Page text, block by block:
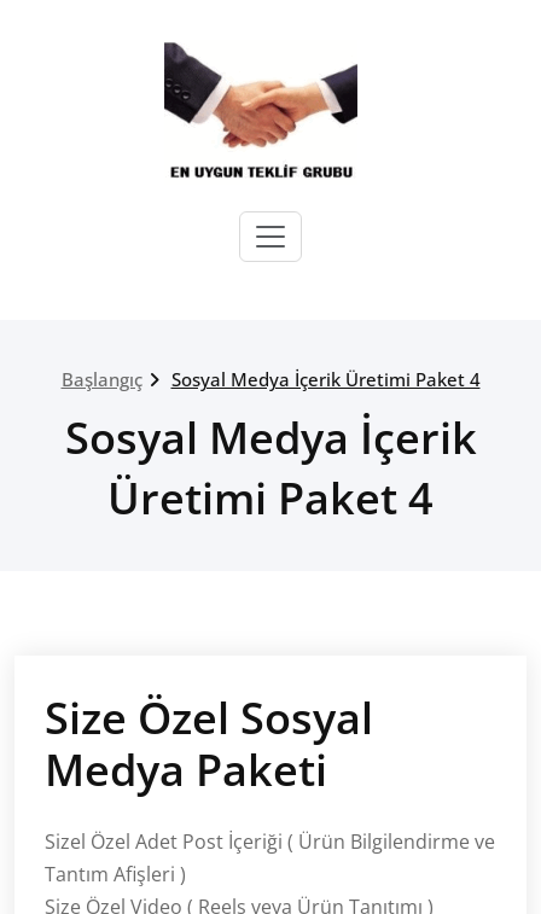
En Uygun Teklif Grubu –
Dijital Pazarlama ve Reklam
Başlangıç Sosyal Medya İçerik Üretimi Paket 4
Sosyal Medya İçerik
Üretimi Paket 4
Size Özel Sosyal
Medya Paketi
Sizel Özel Adet Post İçeriği ( Ürün Bilgilendirme ve
Tantım Afişleri )
Size Özel Video ( Reels veya Ürün Tanıtımı )